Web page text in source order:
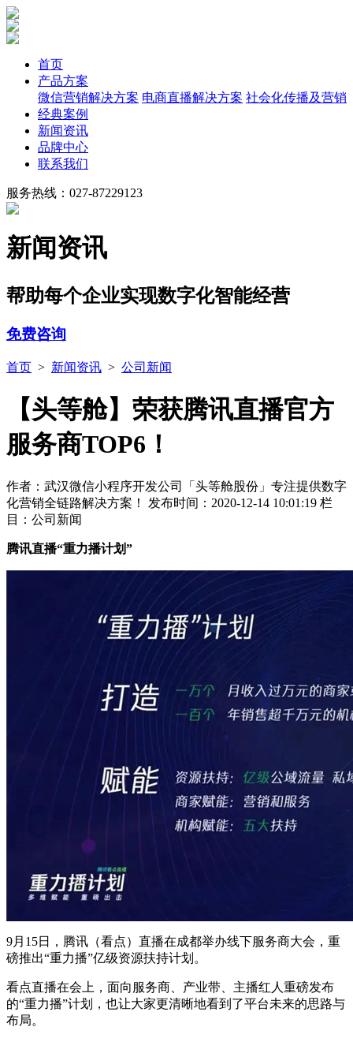
首页
产品方案
微信营销解决方案 电商直播解决方案 社会化传播及营销
经典案例
新闻资讯
品牌中心
联系我们
服务热线：027-87229123
新闻资讯
帮助每个企业实现数字化智能经营
免费咨询
首页 > 新闻资讯 > 公司新闻
【头等舱】荣获腾讯直播官方
服务商TOP6！
作者：武汉微信小程序开发公司「头等舱股份」专注提供数字
化营销全链路解决方案！ 发布时间：2020-12-14 10:01:19 栏
目：公司新闻
腾讯直播“重力播计划”
9月15日，腾讯（看点）直播在成都举办线下服务商大会，重
磅推出“重力播”亿级资源扶持计划。
看点直播在会上，面向服务商、产业带、主播红人重磅发布
的“重力播”计划，也让大家更清晰地看到了平台未来的思路与
布局。